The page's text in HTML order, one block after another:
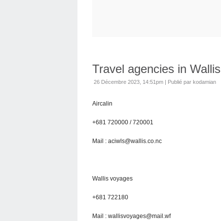
Travel agencies in Wallis
26 Décembre 2023, 14:51pm | Publié par kodamian
Aircalin
+681 720000 / 720001
Mail : aciwls@wallis.co.nc
Wallis voyages
+681 722180
Mail : wallisvoyages@mail.wf